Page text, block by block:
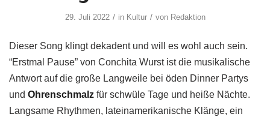
29. Juli 2022 / in Kultur / von Redaktion
Dieser Song klingt dekadent und will es wohl auch sein.
“Erstmal Pause” von Conchita Wurst ist die musikalische
Antwort auf die große Langweile bei öden Dinner Partys
und Ohrenschmalz für schwüle Tage und heiße Nächte.
Langsame Rhythmen, lateinamerikanische Klänge, ein